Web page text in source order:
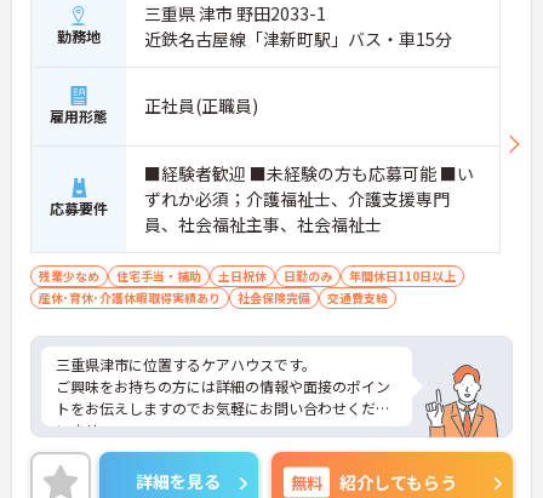
勤務地
三重県 津市 野田2033-1
近鉄名古屋線「津新町駅」バス・車15分
雇用形態 正社員(正職員)
応募要件
■経験者歓迎 ■未経験の方も応募可能 ■い
ずれか必須；介護福祉士、介護支援専門
員、社会福祉主事、社会福祉士
残業少なめ 住宅手当・補助 土日祝休 日勤のみ
年間休日110日以上
産休･育休･介護休暇取得実績あり
社会保険完備 交通費支給
三重県津市に位置するケアハウスです。
ご興味をお持ちの方には詳細の情報や面接のポイン
トをお伝えしますのでお気軽にお問い合わせくださ
いませ。
詳細を見る 無料 紹介してもらう